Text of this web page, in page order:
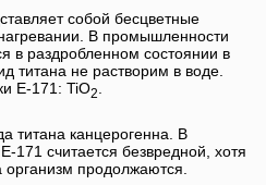
собой бесцветные
В промышленности
в раздробленном состоянии в
титана не растворим в воде.
Е-171: TiO2
титана канцерогенна. В
Е-171 считается безвредной, хотя
организм продолжаются.